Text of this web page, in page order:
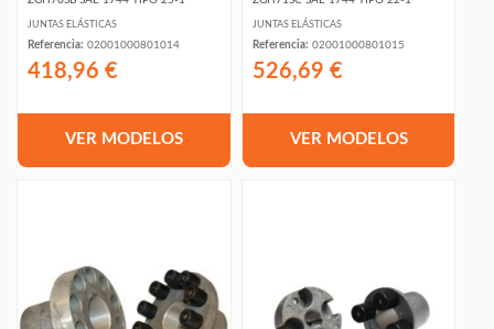
JUNTAS ELÁSTICAS
Referencia: 02001000801014
418,96 €
VER MODELOS
JUNTAS ELÁSTICAS
Referencia: 02001000801015
526,69 €
VER MODELOS